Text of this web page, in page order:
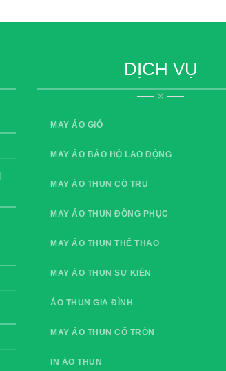
DỊCH VỤ
MAY ÁO GIÓ
MAY ÁO BẢO HỘ LAO ĐỘNG
MAY ÁO THUN CỔ TRỤ
MAY ÁO THUN ĐỒNG PHỤC
MAY ÁO THUN THỂ THAO
MAY ÁO THUN SỰ KIỆN
ÁO THUN GIA ĐÌNH
MAY ÁO THUN CỔ TRÒN
IN ÁO THUN